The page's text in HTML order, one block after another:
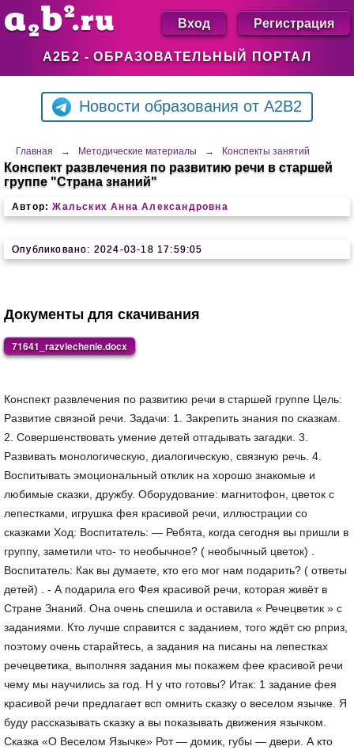
А2Б2 - ОБРАЗОВАТЕЛЬНЫЙ ПОРТАЛ
Вход Регистрация
Новости образования от A2B2
Главная → Методические материалы → Конспекты занятий
Конспект развлечения по развитию речи в старшей
группе "Страна знаний"
Автор: Жальских Анна Александровна
Опубликовано: 2024-03-18 17:59:05
Документы для скачивания
71641_razvlechenie.docx
Конспект развлечения по развитию речи в старшей группе Цель:
Развитие связной речи. Задачи: 1. Закрепить знания по сказкам.
2. Совершенствовать умение детей отгадывать загадки. 3.
Развивать монологическую, диалогическую, связную речь. 4.
Воспитывать эмоциональный отклик на хорошо знакомые и
любимые сказки, дружбу. Оборудование: магнитофон, цветок с
лепестками, игрушка фея красивой речи, иллюстрации со
сказками Ход: Воспитатель: — Ребята, когда сегодня вы пришли в
группу, заметили что- то необычное? ( необычный цветок) .
Воспитатель: Как вы думаете, кто его мог нам подарить? ( ответы
детей) . - А подарила его Фея красивой речи, которая живёт в
Стране Знаний. Она очень спешила и оставила « Речецветик » с
заданиями. Кто лучше справится с заданием, того ждёт сю рприз,
поэтому очень старайтесь, а задания на писаны на лепестках
речецветика, выполняя задания мы покажем фее красивой речи
чему мы научились за год. Н у что готовы? Итак: 1 задание фея
красивой речи предлагает всп омнить сказку о веселом язычке. Я
буду рассказывать сказку а вы показывать движения язычком.
Сказка «О Веселом Язычке» Рот — домик, губы — двери. А кто